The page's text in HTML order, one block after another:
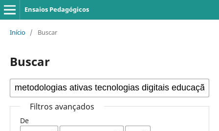
Ensaios Pedagógicos
Início / Buscar
Buscar
Filtros avançados
De